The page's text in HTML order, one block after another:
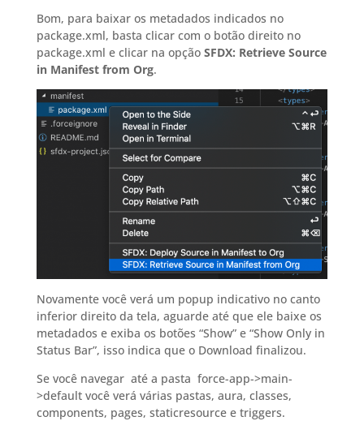
Bom, para baixar os metadados indicados no
package.xml, basta clicar com o botão direito no
package.xml e clicar na opção SFDX: Retrieve Source
in Manifest from Org.
Novamente você verá um popup indicativo no canto
inferior direito da tela, aguarde até que ele baixe os
metadados e exiba os botões “Show” e “Show Only in
Status Bar”, isso indica que o Download finalizou.
Se você navegar até a pasta force-app->main-
>default você verá várias pastas, aura, classes,
components, pages, staticresource e triggers.